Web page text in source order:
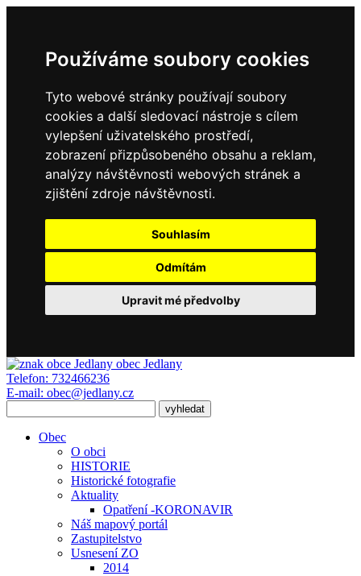
Používáme soubory cookies
Tyto webové stránky používají soubory
cookies a další sledovací nástroje s cílem
vylepšení uživatelského prostředí,
zobrazení přizpůsobeného obsahu a reklam,
analýzy návštěvnosti webových stránek a
zjištění zdroje návštěvnosti.
Souhlasím
Odmítám
Upravit mé předvolby
obec Jedlany
Telefon: 732466236
E-mail: obec@jedlany.cz
Obec
O obci
HISTORIE
Historické fotografie
Aktuality
Opatření -KORONAVIR
Náš mapový portál
Zastupitelstvo
Usnesení ZO
2014